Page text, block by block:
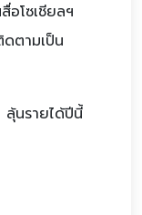
อโซเชียลฯ
ตามเป็น
ลุ้นรายได้ปีนี้